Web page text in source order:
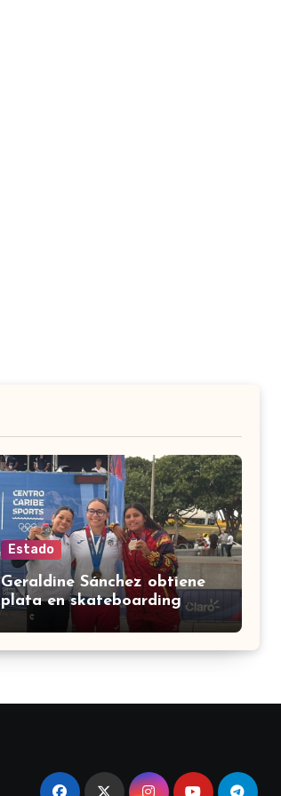
Estado
Geraldine Sánchez obtiene
plata en skateboarding
femenil para México en los
Centroamericanos 2026